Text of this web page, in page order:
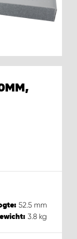
52.5 mm
3.8 kg